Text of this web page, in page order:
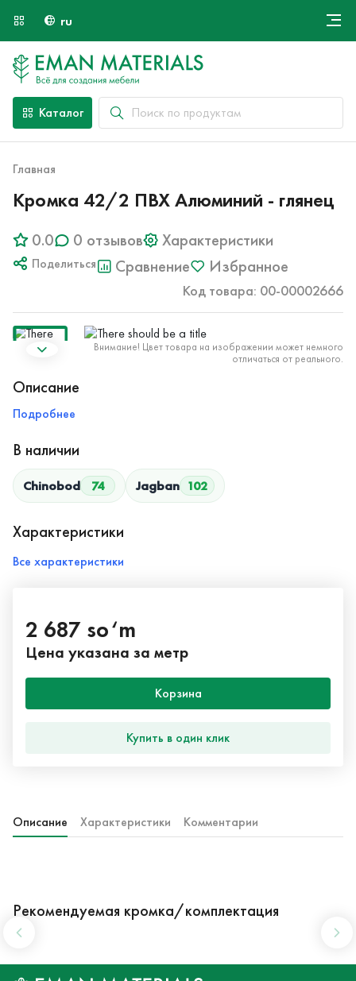
ru
Оплата и доставка
Каталог
Главная
Кромка 42/2 ПВХ Алюминий - глянец
0.0 0 отзывов Характеристики
Поделиться Сравнение Избранное
Код товара: 00-00002666
Внимание! Цвет товара на изображении может немного
отличаться от реального.
Описание
Подробнее
В наличии
Chinobod 74 Jagban 102
Характеристики
Все характеристики
2 687 so‘m
Цена указана за метр
Корзина
Купить в один клик
Описание Характеристики Комментарии
Рекомендуемая кромка/комплектация